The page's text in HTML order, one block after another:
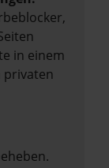
in einem
privaten